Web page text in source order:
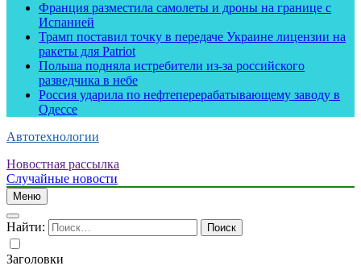
Франция разместила самолеты и дроны на границе с
Испанией
Трамп поставил точку в передаче Украине лицензии на
ракеты для Patriot
Польша подняла истребители из-за российского
разведчика в небе
Россия ударила по нефтеперерабатывающему заводу в
Одессе
Автотехнологии
Новостная рассылка
Случайные новости
Меню
Найти:
Заголовки